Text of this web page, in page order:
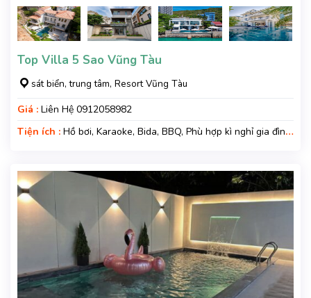
Top Villa 5 Sao Vũng Tàu
sát biển, trung tâm, Resort Vũng Tàu
Giá : Liên Hệ 0912058982
Tiện ích : Hồ bơi, Karaoke, Bida, BBQ, Phù hợp kì nghỉ gia đình,